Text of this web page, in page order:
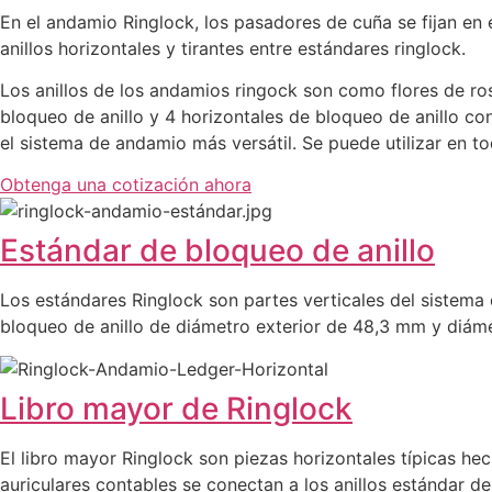
En el andamio Ringlock, los pasadores de cuña se fijan
anillos horizontales y tirantes entre estándares ringlock.
Los anillos de los andamios ringock son como flores de
bloqueo de anillo y 4 horizontales de bloqueo de anillo
el sistema de andamio más versátil. Se puede utilizar en
Obtenga una cotización ahora
Estándar de bloqueo de anillo
Los estándares Ringlock son partes verticales del
bloqueo de anillo de diámetro exterior de 48,3 mm y
Libro mayor de Ringlock
El libro mayor Ringlock son piezas horizontales típicas
auriculares contables se conectan a los anillos estándar